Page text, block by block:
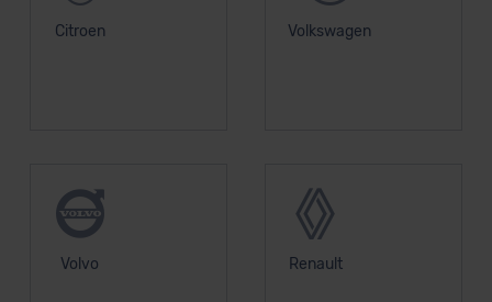
Citroen Volkswagen
Volvo Renault